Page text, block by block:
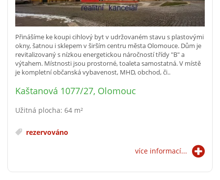
Přinášíme ke koupi cihlový byt v udržovaném stavu s plastovými
okny, šatnou i sklepem v širším centru města Olomouce. Dům je
revitalizovaný s nízkou energetickou náročností třídy "B" a
výtahem. Místnosti jsou prostorné, toaleta samostatná. V místě
je kompletní občanská vybavenost, MHD, obchod, či..
Kaštanová 1077/27, Olomouc
Užitná plocha: 64 m²
rezervováno
více informací...